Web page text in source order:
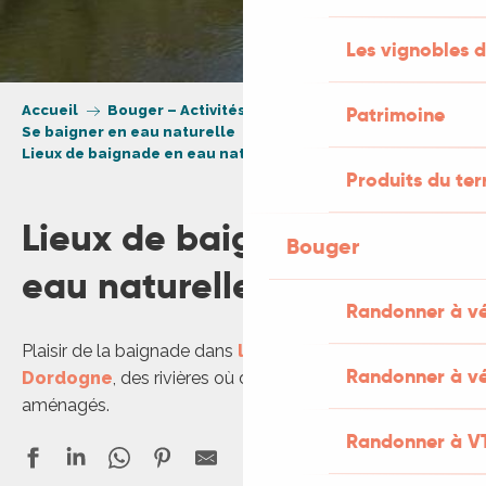
Les vignobles
Patrimoine
Produits du
Bouger
Randonner à
Randonner à
Randonner à
Accueil
Bouger – Activités et loisirs nature
Se baigner en eau naturelle
Lieux de baignade en eau naturelle
Lieux de baignade en
eau naturelle
Plaisir de la baignade dans le Lot le Céléoula
Dordogne, des rivières où d’agréables plages ont été
aménagés.